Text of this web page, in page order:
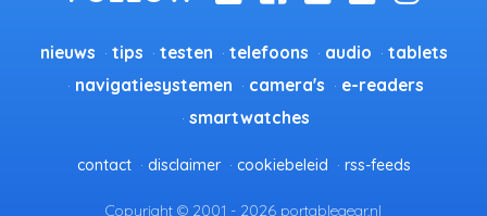
nieuws tips testen telefoons audio
tablets
navigatiesystemen
camera's
e-readers
smartwatches
contact disclaimer cookiebeleid rss-feeds
Copyright © 2001 - 2026 portablegear.nl